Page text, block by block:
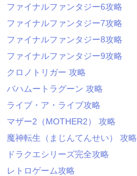
ファイナルファンタジー6攻略
ファイナルファンタジー7攻略
ファイナルファンタジー8攻略
ファイナルファンタジー9攻略
クロノトリガー 攻略
バハムートラグーン 攻略
ライブ・ア・ライブ攻略
マザー2（MOTHER2） 攻略
魔神転生（まじんてんせい） 攻略
ドラクエシリーズ完全攻略
レトロゲーム攻略